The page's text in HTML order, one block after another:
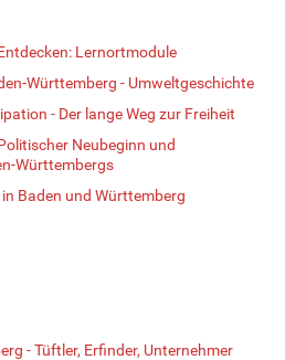
Lernortmodule
Württemberg - Umweltgeschichte
- Der lange Weg zur Freiheit
Neubeginn und
Württembergs
Baden und Württemberg
- Tüftler, Erfinder, Unternehmer